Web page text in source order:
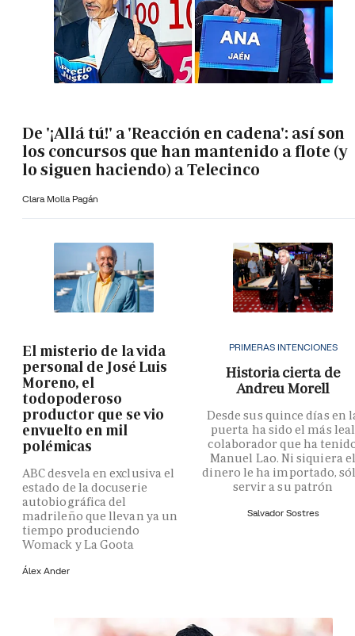
De '¡Allá tú!' a 'Reacción en cadena': así son
los concursos que han mantenido a flote (y
lo siguen haciendo) a Telecinco
Clara Molla Pagán
El misterio de la vida
personal de José Luis
Moreno, el
todopoderoso
productor que se vio
envuelto en mil
polémicas
ABC desvela en exclusiva el
estado de la docuserie
autobiográfica del
madrileño que llevan ya un
tiempo produciendo
Womack y La Goota
Álex Ander
PRIMERAS INTENCIONES
Historia cierta de
Andreu Morell
Desde sus quince días en
puerta ha sido el más leal
colaborador que ha
Manuel Lao. Ni siquiera
dinero le ha importado,
servir a su patrón
Salvador Sostres